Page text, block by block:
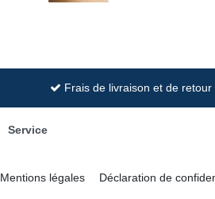
Frais de livraison et de retour
Service
Mentions légales Déclaration de